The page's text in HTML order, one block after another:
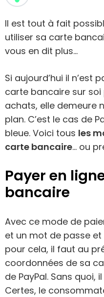
Il est tout à fait
utiliser sa carte
vous en dit plus…
Si aujourd’hui il n’est
carte bancaire sur
achats, elle demeure
plan. C’est le cas de
bleue. Voici tous les
carte bancaire… ou
Payer en
bancaire
Avec ce mode de
et un mot de passe et
pour cela, il faut au
coordonnées de sa
de PayPal. Sans quoi,
Certes, le